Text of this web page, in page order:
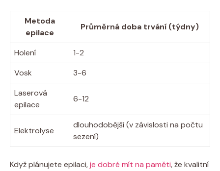
Metoda
epilace
Průměrná doba trvání (týdny)
Holení
1-2
Vosk
3-6
Laserová
epilace
6-12
Elektrolyse
dlouhodobější (v závislosti na počtu
sezení)
Když plánujete epilaci,je dobré mít na paměti, že kvalitní